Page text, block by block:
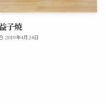
子焼
2019年4月24日